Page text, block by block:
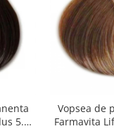
5.3,
Vopsea de
Farmavita